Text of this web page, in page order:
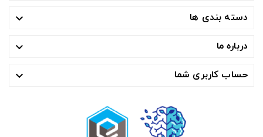
دسته بندی ها 
درباره ما 
حساب کاربری شما 